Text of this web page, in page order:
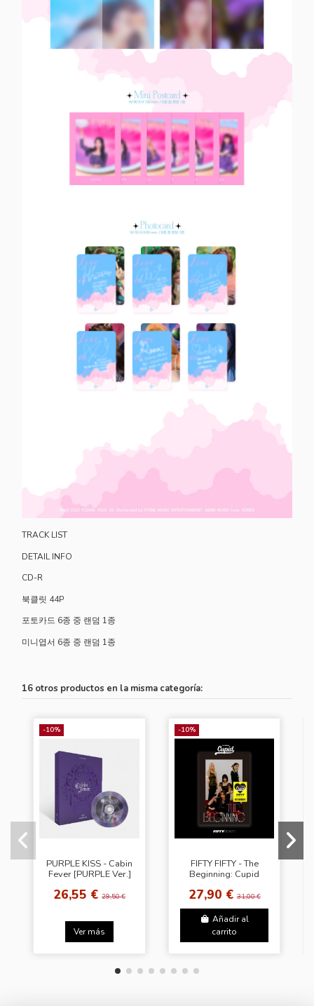
TRACK LIST
DETAIL INFO
CD-R
북클릿 44P
포토카드 6종 중 랜덤 1종
미니엽서 6종 중 랜덤 1종
16 otros productos en la misma categoría:
-10%
PURPLE KISS - Cabin
Fever [PURPLE Ver.]
26,55 €29,50 €
Ver más
-10%
FIFTY FIFTY - The
Beginning: Cupid
27,90 €31,00 €
Añadir al
carrito